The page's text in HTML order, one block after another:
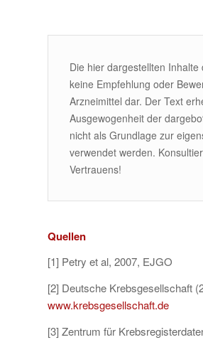
Die hier dargestellten
keine Empfehlung oder
Arzneimittel dar. Der Text
Ausgewogenheit der
nicht als Grundlage zur
verwendet werden.
Vertrauens!
Quellen
[1] Petry et al, 2007, EJGO
[2] Deutsche Krebsgesellschaft
www.krebsgesellschaft.de
[3] Zentrum für